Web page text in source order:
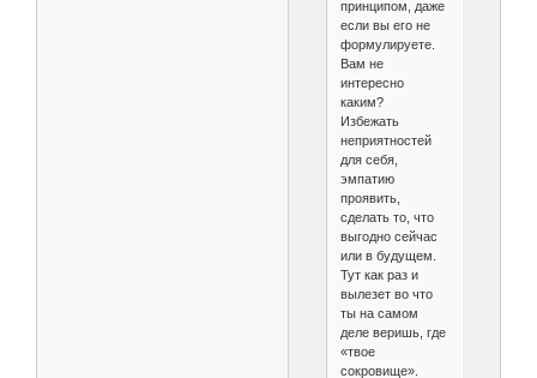
принципом, даже
если вы его не
формулируете.
Вам не
интересно
каким?
Избежать
неприятностей
для себя,
эмпатию
проявить,
сделать то, что
выгодно сейчас
или в будущем.
Тут как раз и
вылезет во что
ты на самом
деле веришь, где
«твое
сокровище».